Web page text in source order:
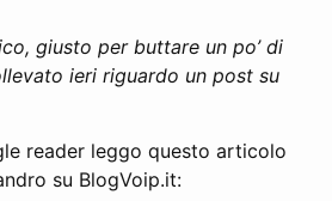
giusto per buttare un po’ di
ieri riguardo un post su
reader leggo questo articolo
su BlogVoip.it: